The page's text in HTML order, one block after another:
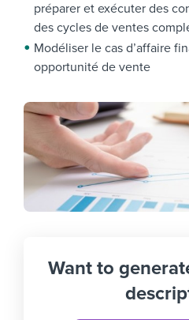
préparer et exécuter des
des cycles de ventes
Modéliser le cas d’affaire
opportunité de vente
Want to